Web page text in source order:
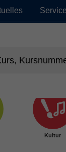
Service
Kultur